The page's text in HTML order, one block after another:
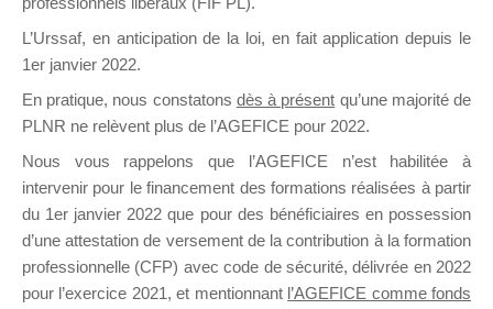
Ce groupe est destiné aux Organismes de
Formation qui souhaitent répondre à l’Appel à
Propositions Mallette du Dirigeant.
L’Urssaf, en anticipation de la loi, en fait application depuis le
1er janvier 2022.
En pratique, nous constatons dès à présent qu’une majorité de
PLNR ne relèvent plus de l’AGEFICE pour 2022.
Nous vous rappelons que l’AGEFICE n’est habilitée à
intervenir pour le financement des formations réalisées à partir
du 1er janvier 2022 que pour des bénéficiaires en possession
d’une attestation de versement de la contribution à la formation
professionnelle (CFP) avec code de sécurité, délivrée en 2022
pour l’exercice 2021, et mentionnant l’AGEFICE comme fonds